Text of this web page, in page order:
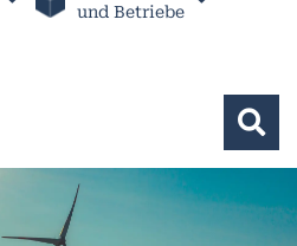
und Betriebe